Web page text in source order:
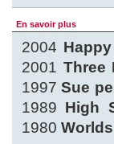
En savoir plus
2004
2001 Three
1997Sue
1989 High
1980